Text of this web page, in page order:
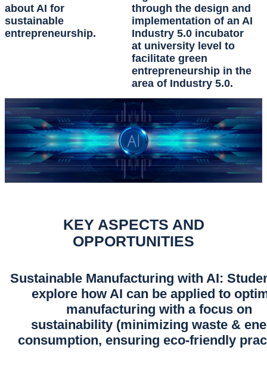
about AI for
sustainable
entrepreneurship.
through the design and
implementation of an AI
Industry 5.0 incubator
at university level to
facilitate green
entrepreneurship in the
area of Industry 5.0.
KEY ASPECTS AND
OPPORTUNITIES
Sustainable Manufacturing with AI:
explore how AI can be applied to
manufacturing with a focus on
sustainability (minimizing waste &
consumption, ensuring eco-friendly